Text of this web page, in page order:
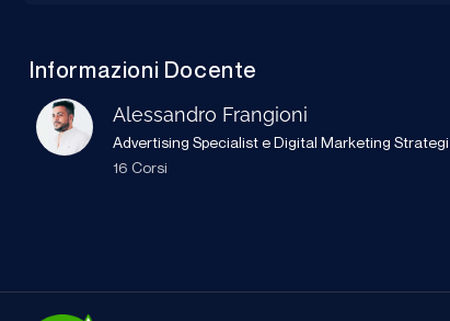
Informazioni Docente
Alessandro Frangioni
Advertising Specialist e Digital Marketing
16 Corsi